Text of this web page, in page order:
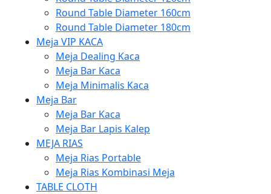
Round Table Diameter 160cm
Round Table Diameter 180cm
Meja VIP KACA
Meja Dealing Kaca
Meja Bar Kaca
Meja Minimalis Kaca
Meja Bar
Meja Bar Kaca
Meja Bar Lapis Kalep
MEJA RIAS
Meja Rias Portable
Meja Rias Kombinasi Meja
TABLE CLOTH